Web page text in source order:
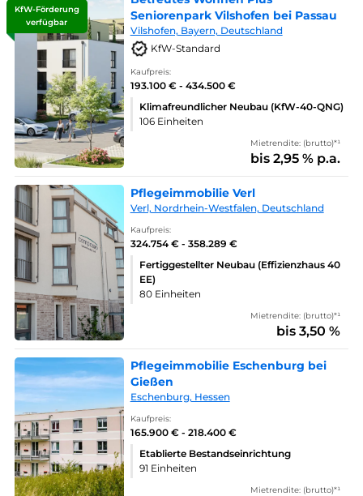
KfW-Förderung
verfügbar
Seniorenpark Vilshofen bei Passau
Vilshofen, Bayern, Deutschland
KfW-Standard
Kaufpreis:
193.100 € - 434.500 €
Klimafreundlicher Neubau (KfW-40-QNG)
106 Einheiten
Mietrendite: (brutto)*¹
bis 2,95 % p.a.
Pflegeimmobilie Verl
Verl, Nordrhein-Westfalen, Deutschland
Kaufpreis:
324.754 € - 358.289 €
Fertiggestellter Neubau (Effizienzhaus 40
EE)
80 Einheiten
Mietrendite: (brutto)*¹
bis 3,50 %
Pflegeimmobilie Eschenburg bei
Gießen
Eschenburg, Hessen
Kaufpreis:
165.900 € - 218.400 €
Etablierte Bestandseinrichtung
91 Einheiten
Mietrendite: (brutto)*¹